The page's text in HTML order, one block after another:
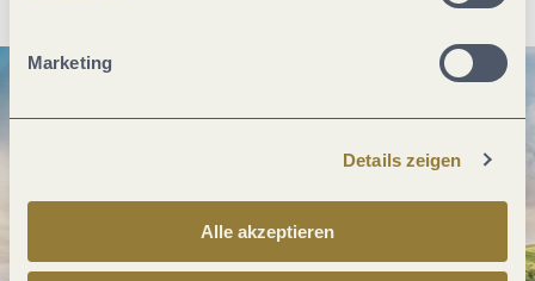
Marketing
Details zeigen
Alle akzeptieren